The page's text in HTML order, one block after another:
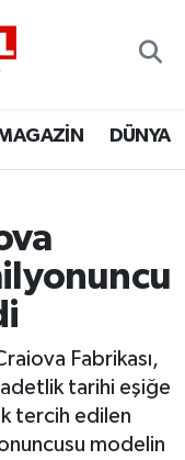
DÜNYA
Fabrikası,
tarihi eşiğe
tercih edilen
modelin